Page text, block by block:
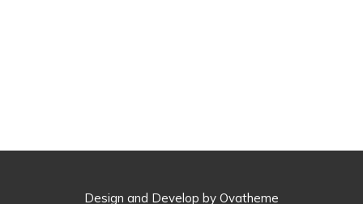
Design and Develop by Ovatheme